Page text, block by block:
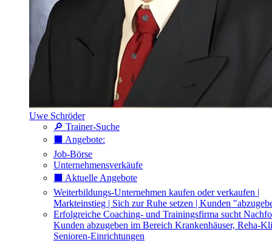
Uwe Schröder
🔎 Trainer-Suche
⬛️ Angebote:
Job-Börse
Unternehmensverkäufe
⬛️ Aktuelle Angebote
Weiterbildungs-Unternehmen kaufen oder verkaufen |
Markteinstieg | Sich zur Ruhe setzen | Kunden
Erfolgreiche Coaching- und Trainingsfirma sucht
Kunden abzugeben im Bereich Krankenhäuser, Reha-
Senioren-Einrichtungen